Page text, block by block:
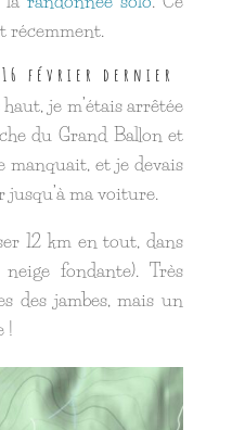
récemment.
16 février dernier
je m’étais arrêtée
du Grand Ballon et
manquait, et je devais
ma voiture.
12 km en tout, dans
fondante). Très
des jambes, mais un
!